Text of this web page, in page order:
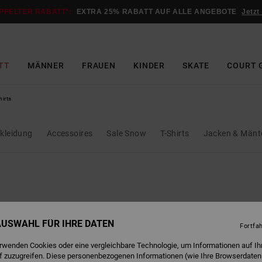
RABATT*: EXTRA 25% RABATT AUF ALLE ANGEBOTE Jetzt
MÄNNER FRAUEN KINDER SKATE COURT
Accessoires Sale Snow T-Shirts Jacken &
FÜR IHRE DATEN
Cookies oder eine vergleichbare Technologie, um Informationen auf
Diese personenbezogenen Informationen (wie Ihre